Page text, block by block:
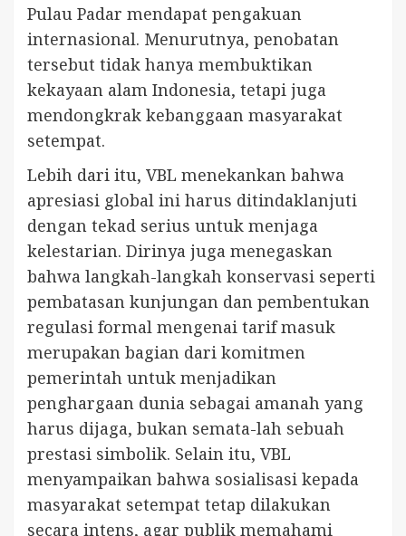
Pulau Padar mendapat pengakuan
internasional. Menurutnya, penobatan
tersebut tidak hanya membuktikan
kekayaan alam Indonesia, tetapi juga
mendongkrak kebanggaan masyarakat
setempat.
Lebih dari itu, VBL menekankan bahwa
apresiasi global ini harus ditindaklanjuti
dengan tekad serius untuk menjaga
kelestarian. Dirinya juga menegaskan
bahwa langkah-langkah konservasi seperti
pembatasan kunjungan dan pembentukan
regulasi formal mengenai tarif masuk
merupakan bagian dari komitmen
pemerintah untuk menjadikan
penghargaan dunia sebagai amanah yang
harus dijaga, bukan semata-lah sebuah
prestasi simbolik. Selain itu, VBL
menyampaikan bahwa sosialisasi kepada
masyarakat setempat tetap dilakukan
secara intens, agar publik memahami